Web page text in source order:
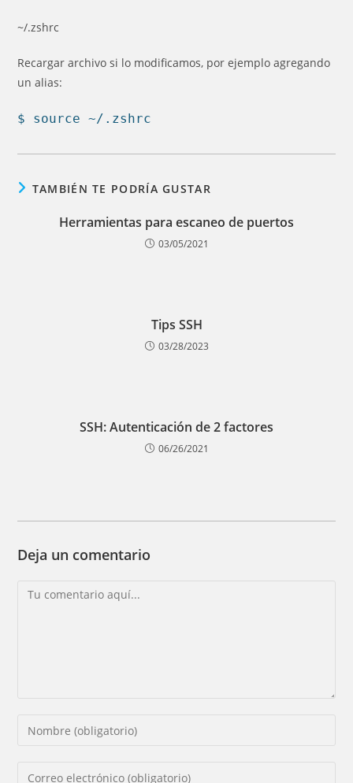
~/.zshrc
Recargar archivo si lo modificamos, por ejemplo agregando
un alias:
$ source ~/.zshrc
TAMBIÉN TE PODRÍA GUSTAR
Herramientas para escaneo de puertos
03/05/2021
Tips SSH
03/28/2023
SSH: Autenticación de 2 factores
06/26/2021
Deja un comentario
Comentario
Introducí
Introducí